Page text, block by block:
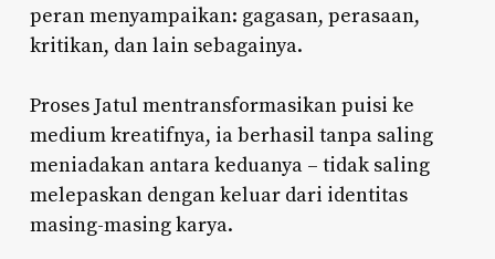
peran menyampaikan: gagasan, perasaan,
kritikan, dan lain sebagainya.
Proses Jatul mentransformasikan puisi ke
medium kreatifnya, ia berhasil tanpa saling
meniadakan antara keduanya – tidak saling
melepaskan dengan keluar dari identitas
masing-masing karya.